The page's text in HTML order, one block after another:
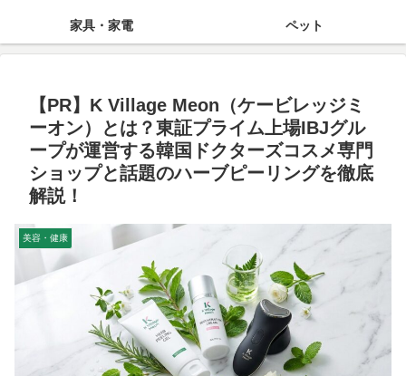
家具・家電 ペット
【PR】K Village Meon（ケービレッジミ
ーオン）とは？東証プライム上場IBJグル
ープが運営する韓国ドクターズコスメ専門
ショップと話題のハーブピーリングを徹底
解説！
美容・健康